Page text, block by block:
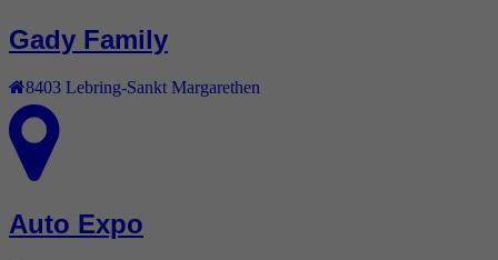
Gady Family
8403 Lebring-Sankt Margarethen
Auto Expo